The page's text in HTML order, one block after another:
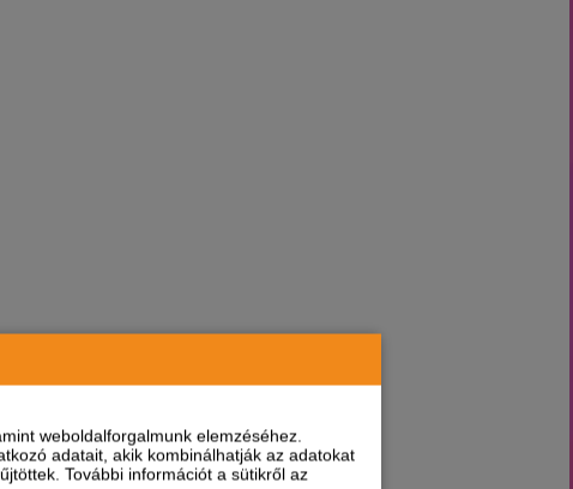
weboldalforgalmunk elemzéséhez.
adatait, akik kombinálhatják az adatokat
További információt a sütikről az